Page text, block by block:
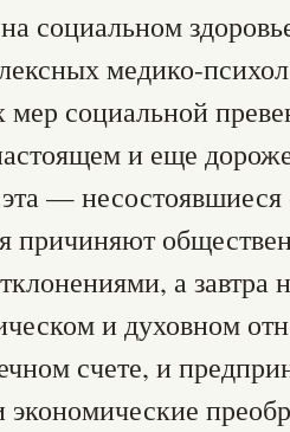
социальном
медико-
мер социальной
и еще
—
причиняют
а завтра
и духовном
счете, и
экономические